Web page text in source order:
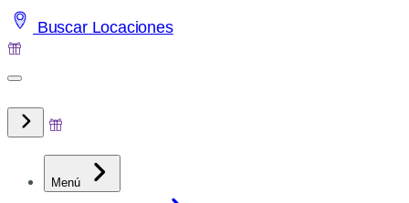
Saltar
al
Buscar Locaciones
Menú